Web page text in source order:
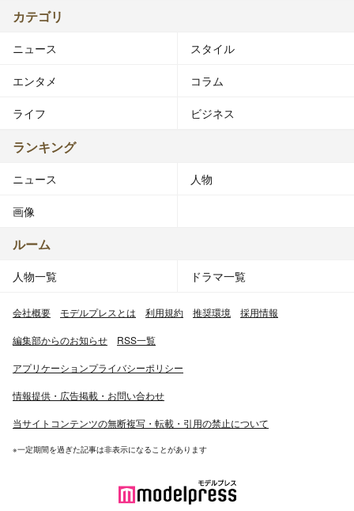
カテゴリ
ニュース スタイル
エンタメ コラム
ライフ ビジネス
ランキング
ニュース 人物
画像
ルーム
人物一覧 ドラマ一覧
会社概要 モデルプレスとは 利用規約 推奨環境 採用情報
編集部からのお知らせ RSS一覧
アプリケーションプライバシーポリシー
情報提供・広告掲載・お問い合わせ
当サイトコンテンツの無断複写・転載・引用の禁止について
※一定期間を過ぎた記事は非表示になることがあります